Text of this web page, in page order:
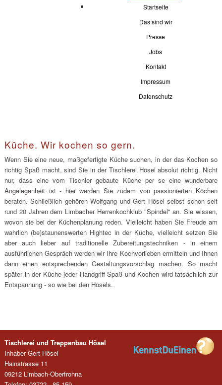
Startseite
Das sind wir
Presse
Jobs
Kontakt
Impressum
Datenschutz
Küche. Wir kochen so gern.
Wenn Sie eine neue, maßgefertigte Küche suchen, in der das Kochen so
richtig Spaß macht, sind Sie in der Tischlerei Hösel absolut richtig. Nicht
nur, dass eine vom Tischler gebaute Küche per se eine wunderbare
Angelegenheit ist - hier werden Sie zudem von passionierten Köchen
beraten. Schließlich gehören Wolfgang und Gert Hösel selbst schon seit
rund 20 Jahren dem Limbacher Herrenkochklub "Spindel" an. Sie wissen,
wovon sie bei der Küchenplanung reden. Vielleicht haben Sie Freude am
wahrlich (be)staunenswerten Hightec in der Küche, vielleicht setzen Sie
aber auch lieber auf traditionelle Zubereitungstechniken - in einem
ausführlichen Gespräch werden wir Ihre Kochvorlieben ermitteln und Ihnen
dann einen entsprechenden Gestaltungsvorschlag machen. So macht
später in der Küche jeder Handgriff Spaß und Kochen wird tatsächlich zur
Entspannung - so wie bei den Hösels.
Tischlerei und Treppenbau Hösel
Inhaber Gert Hösel
Hainstrasse 11
09212 Limbach-Oberfrohna